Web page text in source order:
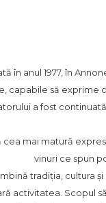
în anul 1977, în
capabile să exprime
a fost
mai matură
vinuri ce spun
tradiția, cultura
activitatea. Scopul